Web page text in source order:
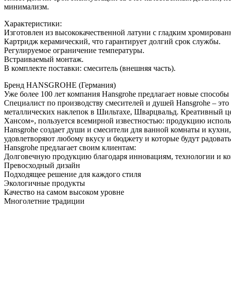
минимализм.
Характеристики:
Изготовлен из высококачественной латуни с гладким
Картридж керамический, что гарантирует долгий срок службы.
Регулируемое ограничение температуры.
Встраиваемый монтаж.
В комплекте поставки: смеситель (внешняя часть).
Бренд HANSGROHE (Германия)
Уже более 100 лет компания Hansgrohe предлагает новые
Специалист по производству смесителей и душей Hansgrohe –
металлических наклепок в Шильтахе, Шварцвальд. Креативный
Хансом», пользуется всемирной известностью: продукцию
Hansgrohe создает души и смесители для ванной комнаты и
удовлетворяют любому вкусу и бюджету и которые будут
Hansgrohe предлагает своим клиентам:
Долговечную продукцию благодаря инновациям, технологии и
Превосходный дизайн
Подходящее решение для каждого стиля
Экологичные продукты
Качество на самом высоком уровне
Многолетние традиции